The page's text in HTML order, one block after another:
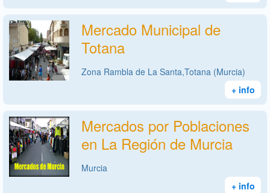
Mercado Municipal de
Totana
Zona Rambla de La Santa,Totana (Murcia)
+ info
Mercados por Poblaciones
en La Región de Murcia
Murcia
+ info